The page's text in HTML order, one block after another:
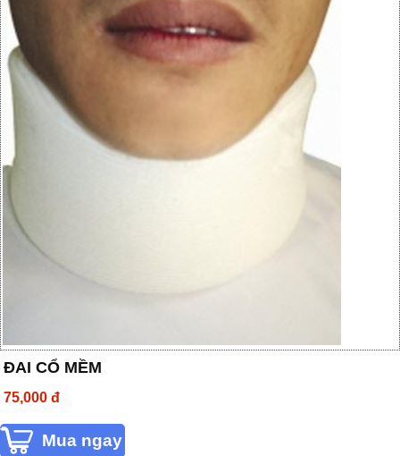
ĐAI CỔ MỀM
75,000 đ